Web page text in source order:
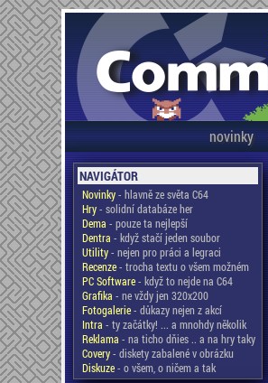
novinky
NAVIGÁTOR
Novinky- hlavně ze světa C64
Hry- solidní databáze her
Dema - pouze ta nejlepší
Dentra - když stačí jeden soubor
Utility- nejen pro práci a legraci
Recenze- trocha textu o všem možném
PC Software- když to nejde na C64
Grafika - ne vždy jen 320x200
Fotogalerie- důkazy nejen z akcí
Intra - ty začátky! ... a mnohdy několik
Reklama - na ticho dňies .. a na hry taky
Covery- diskety zabalené v obrázku
Diskuze- o všem, o ničem a tak